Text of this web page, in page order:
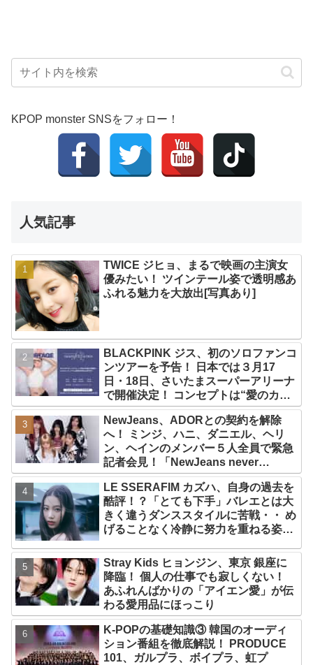
KPOP monster SNSをフォロー！
人気記事
TWICE ジヒョ、まるで映画の主演女
優みたい！ ツインテール姿で透明感あ
ふれる魅力を大放出[写真あり]
BLACKPINK ジス、初のソロファンコ
ンツアーを予告！ 日本では３月17
日・18日、さいたまスーパーアリーナ
で開催決定！ コンセプトは“愛のカケ
ラ”！？ 14日には新アルバム
『AMORTAGE』もリリース
NewJeans、ADORとの契約を解除
へ！ ミンジ、ハニ、ダニエル、ヘリ
ン、ヘインのメンバー５人全員で緊急
記者会見！「NewJeans never
dies!」と微笑みの宣言！ ADOR側、
2029年まで契約有効と主張
LE SSERAFIM カズハ、自身の過去を
酷評！？「とても下手」バレエとは大
きく違うダンススタイルに苦戦・・ め
げることなく冷静に努力を重ねる姿に
Stray Kids ヒョンジン、東京 銀座に
降臨！ 個人の仕事でも寂しくない！
あふれんばかりの「アイエン愛」が伝
わる愛用品にほっこり
K-POPの基礎知識③ 韓国のオーディ
ション番組を徹底解説！ PRODUCE
101、ガルプラ、ボイプラ、虹プ